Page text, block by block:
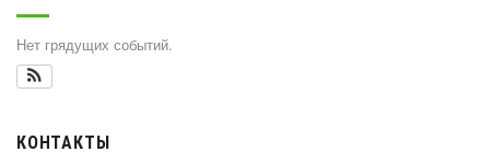
Нет грядущих событий.
КОНТАКТЫ